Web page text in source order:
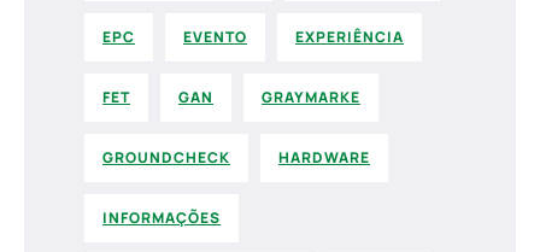
EPC EVENTO EXPERIÊNCIA
FET GAN GRAYMARKE
GROUNDCHECK HARDWARE
INFORMAÇÕES